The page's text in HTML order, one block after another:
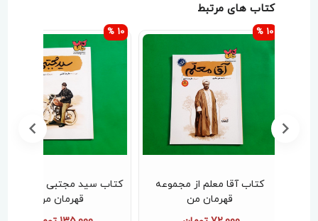
کتاب های مرتبط
کتاب سید مجتبی از مجموعه
قهرمان من
10 %
کتاب آرمان عزیز
قهرمان من )
10 %